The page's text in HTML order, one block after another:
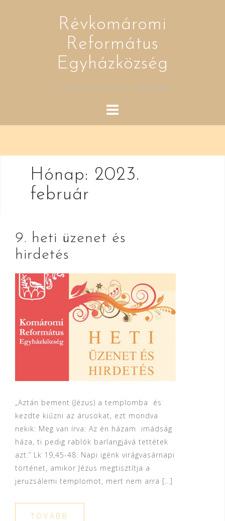
Révkomáromi
Református
Egyházközség
A 2003-as Kis Tükör - letölthető
Hónap: 2023.
február
9. heti üzenet és
hirdetés
„Aztán bement (Jézus) a templomba és
kezdte kiűzni az árusokat, ezt mondva
nekik: Meg van írva: Az én házam imádság
háza, ti pedig rablók barlangjává tettétek
azt.” Lk 19,45-48. Napi igénk virágvasárnapi
történet, amikor Jézus megtisztítja a
jeruzsálemi templomot, mert nem arra […]
TOVÁBB